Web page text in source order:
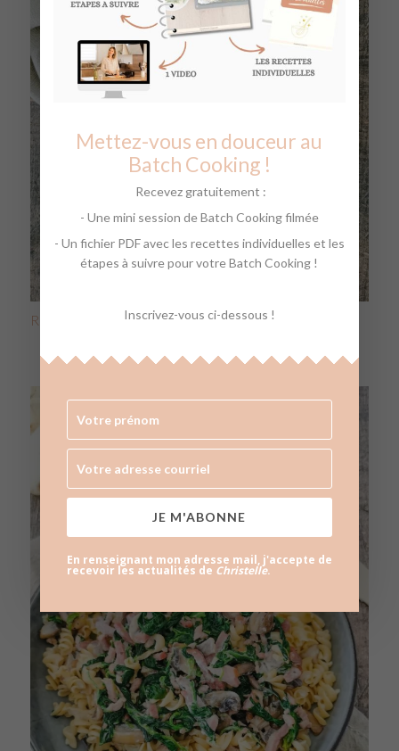
Risotto aux girolles et poulet
Mettez-vous en douceur au
Batch Cooking !
Recevez gratuitement :
- Une mini session de Batch Cooking filmée
- Un fichier PDF avec les recettes individuelles et les
étapes à suivre pour votre Batch Cooking !
Inscrivez-vous ci-dessous !
JE M'ABONNE
En renseignant mon adresse mail, j'accepte de
recevoir les actualités de Christelle.